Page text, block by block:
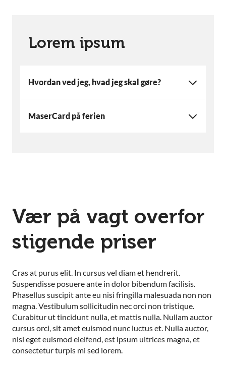
Lorem ipsum
Hvordan ved jeg, hvad jeg skal gøre?
MaserCard på ferien
Vær på vagt overfor
stigende priser
Cras at purus elit. In cursus vel diam et hendrerit.
Suspendisse posuere ante in dolor bibendum facilisis.
Phasellus suscipit ante eu nisi fringilla malesuada non non
magna. Vestibulum sollicitudin nec orci non tristique.
Curabitur ut tincidunt nulla, et mattis nulla. Nullam auctor
cursus orci, sit amet euismod nunc luctus et. Nulla auctor,
nisl eget euismod eleifend, est ipsum ultrices magna, et
consectetur turpis mi sed lorem.